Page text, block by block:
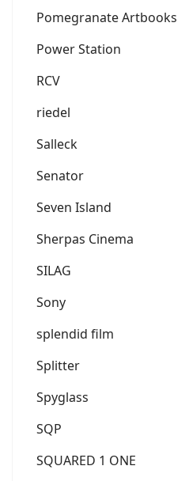
Pomegranate Artbooks
Power Station
RCV
riedel
Salleck
Senator
Seven Island
Sherpas Cinema
SILAG
Sony
splendid film
Splitter
Spyglass
SQP
SQUARED 1 ONE